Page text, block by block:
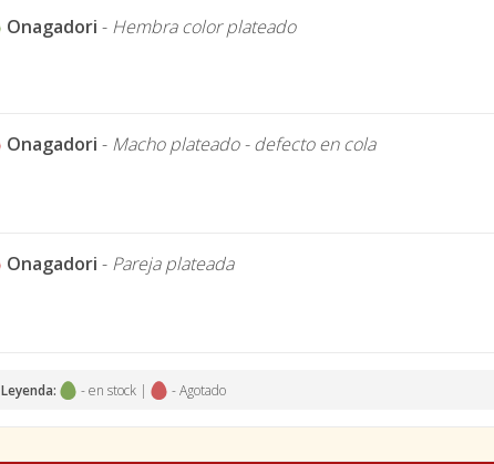
Onagadori - Hembra color plateado
Onagadori - Macho plateado - defecto en cola
Onagadori - Pareja plateada
Leyenda: - en stock | - Agotado